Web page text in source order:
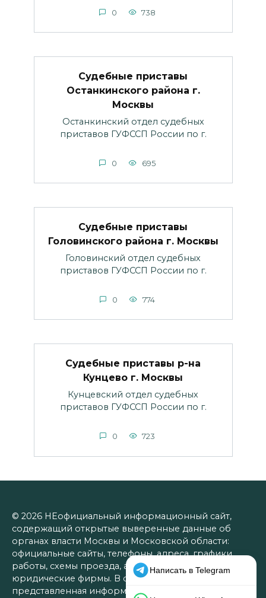
0 738
Судебные приставы
Останкинского района г.
Москвы
Останкинский отдел судебных
приставов ГУФССП России по г.
0 695
Судебные приставы
Головинского района г. Москвы
Головинский отдел судебных
приставов ГУФССП России по г.
0 774
Судебные приставы р-на
Кунцево г. Москвы
Кунцевский отдел судебных
приставов ГУФССП России по г.
0 723
© 2026 НЕофициальный информационный сайт,
содержащий открытые выверенные данные об
органах власти Москвы и Московской области:
официальные сайты, телефоны, адреса, графики
работы, схемы проезда, а также ссылки на
юридические фирмы. В совокупности
представленная информация позволит разрешить